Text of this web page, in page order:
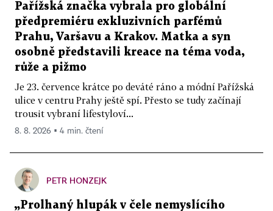
Pařížská značka vybrala pro globální
předpremiéru exkluzivních parfémů
Prahu, Varšavu a Krakov. Matka a syn
osobně představili kreace na téma voda,
růže a pižmo
Je 23. července krátce po deváté ráno a módní Pařížská
ulice v centru Prahy ještě spí. Přesto se tudy začínají
trousit vybraní lifestyloví...
8. 8. 2026 ▪ 4 min. čtení
PETR HONZEJK
„Prolhaný hlupák v čele nemyslícího